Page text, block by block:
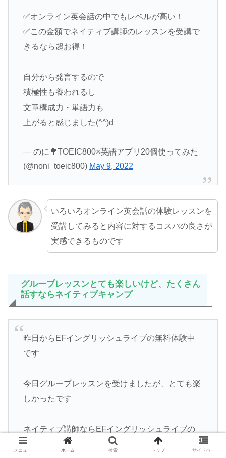
✅オンライン英会話の中でもレベルが高い！
✅この金額でネイティブ講師のレッスンを受講で
きるなら超お得！
自分から発言するので
積極性も養われるし
文章構成力・単語力も
上がると感じました(^^)d
— のに🌳TOEIC800×英語アプリ20個使ってみた
(@noni_toeic800) May 9, 2022
いろいろオンライン英会話の体験レッスンを
受講してみると内容に対するコスパの良さが
実感できるものです
グループレッスンとても楽しいけど、たくさん
話すならネイティブキャンプ
昨日からEFイングリッシュライブの無料体験中
です
今日グループレッスンを受けましたが、とても楽
しかったです
ネイティブ講師ならEFイングリッシュライブの
方が安いですが、個人レッスンは月8回のみ、グ
メニュー ホーム 検索 トップ サイドバー